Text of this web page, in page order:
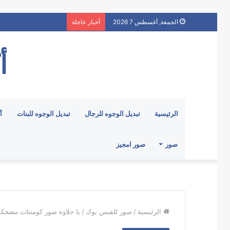
الجمعة, أغسطس 7 2026 أخبار عاجلة
الرئيسية تبديل الوجوه للرجال تبديل الوجوه للبنات
صور صور امجيز
الرئيسية / صور للفيس بوك / يا حلاوة صور كومنتات